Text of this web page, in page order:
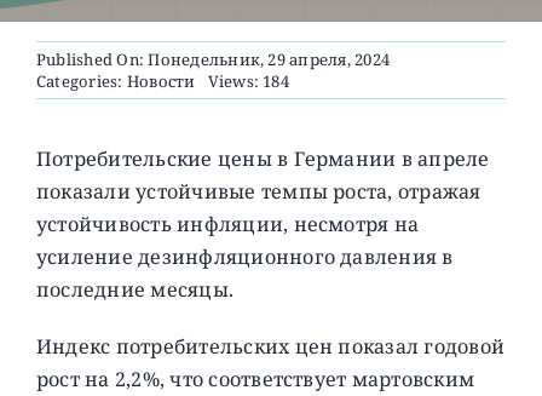
О ПРОЕКТЕ
Published On: Понедельник, 29 апреля, 2024
Categories: Новости Views: 184
Потребительские цены в Германии в апреле
показали устойчивые темпы роста, отражая
устойчивость инфляции, несмотря на
усиление дезинфляционного давления в
последние месяцы.
Индекс потребительских цен показал годовой
рост на 2,2%, что соответствует мартовским